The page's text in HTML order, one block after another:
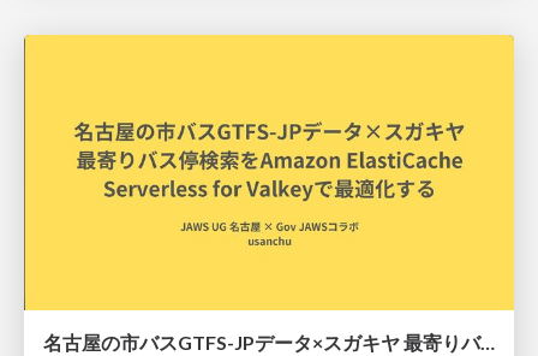
名古屋の市バスGTFS-JPデータ×スガキヤ 最寄りバス停検索をAmazon ElastiCache Serverless for Valkeyで最適化する